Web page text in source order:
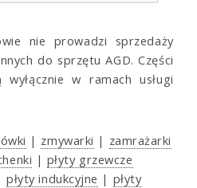
nie prowadzi sprzedaży
do sprzętu AGD. Części
w ramach usługi
| zmywarki | zamrażarki
| płyty grzewcze
płyty indukcyjne | płyty